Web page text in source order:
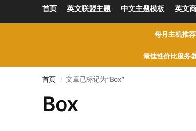
首页 英文联盟主题 中文主题模板 英文
每月主机推荐
最佳性价比服务
首页 / 文章已标记为“Box”
Box